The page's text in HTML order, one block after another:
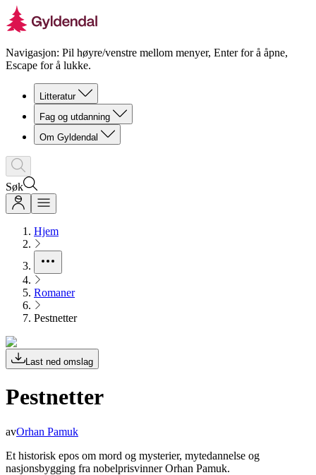
Navigasjon: Pil høyre/venstre mellom menyer, Enter for å åpne,
Escape for å lukke.
Litteratur
Fag og utdanning
Om Gyldendal
Søk
Hjem
Romaner
Pestnetter
Last ned omslag
Pestnetter
avOrhan Pamuk
Et historisk epos om mord og mysterier, mytedannelse og
nasjonsbygging fra nobelprisvinner Orhan Pamuk.